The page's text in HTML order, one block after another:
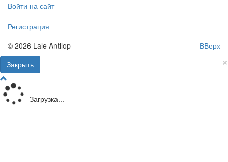
Войти на сайт
Регистрация
ВВерх
© 2026 Lale Antilop
×
Закрыть
Загрузка...